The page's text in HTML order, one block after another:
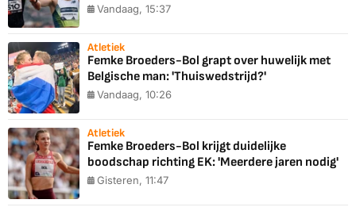
Vandaag, 15:37
Atletiek
Femke Broeders-Bol grapt over huwelijk met
Belgische man: 'Thuiswedstrijd?'
Vandaag, 10:26
Atletiek
Femke Broeders-Bol krijgt duidelijke
boodschap richting EK: 'Meerdere jaren nodig'
Gisteren, 11:47